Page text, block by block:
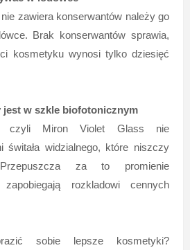
zawiera konserwantów należy go
Brak konserwantów sprawia,
kosmetyku wynosi tylko dziesięć
jest w szkle biofotonicznym
czyli Miron Violet Glass nie
świtała widzialnego, które niszczy
za to promienie
rozkladowi cennych
sobie lepsze kosmetyki?